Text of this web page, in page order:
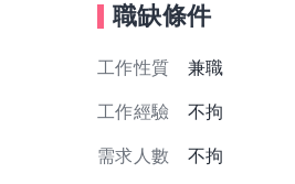
職缺條件
工作性質 兼職
工作經驗 不拘
需求人數 不拘